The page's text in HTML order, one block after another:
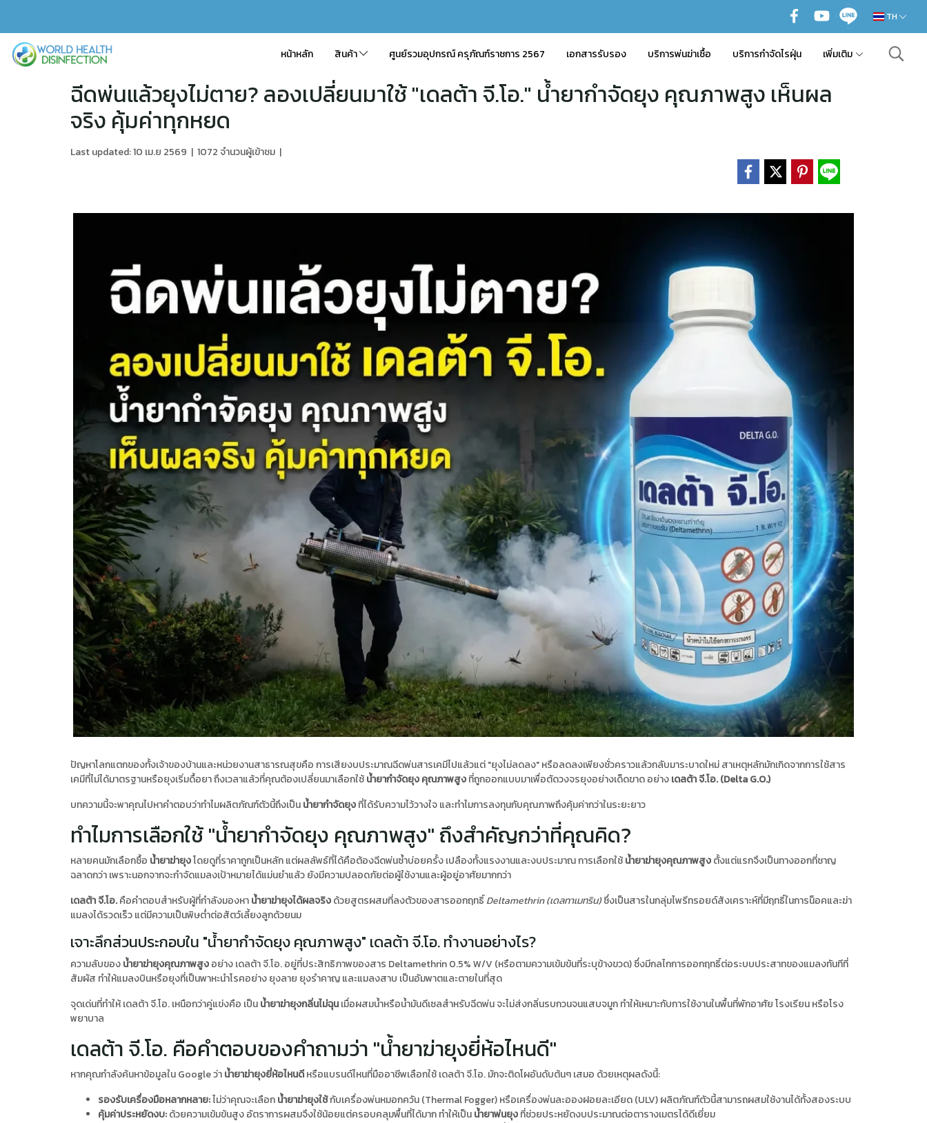
TH
หน้าหลัก สินค้า ศูนย์รวมอุปกรณ์ ครุภัณฑ์ราชการ 2567 เอกสารรับรอง บริการพ่นฆ่าเชื้อ บริการกำจัดไรฝุ่น เพิ่มเติม
ฉีดพ่นแล้วยุงไม่ตาย? ลองเปลี่ยนมาใช้ "เดลต้า จี.โอ." น้ำยากำจัดยุง คุณภาพสูง เห็นผล
จริง คุ้มค่าทุกหยด
Last updated: 10 เม.ย 2569 | 1072 จำนวนผู้เข้าชม |
ปัญหาโลกแตกของทั้งเจ้าของบ้านและหน่วยงานสาธารณสุขคือ การเสียงบประมาณฉีดพ่นสารเคมีไปแล้วแต่ "ยุงไม่ลดลง" หรือลดลงเพียงชั่วคราวแล้วกลับมาระบาดใหม่ สาเหตุหลักมักเกิดจากการใช้สาร
เคมีที่ไม่ได้มาตรฐานหรือยุงเริ่มดื้อยา ถึงเวลาแล้วที่คุณต้องเปลี่ยนมาเลือกใช้น้ำยากำจัดยุง คุณภาพสูงที่ถูกออกแบบมาเพื่อตัดวงจรยุงอย่างเด็ดขาด อย่างเดลต้า จี.โอ. (Delta G.O.)
บทความนี้จะพาคุณไปหาคำตอบว่าทำไมผลิตภัณฑ์ตัวนี้ถึงเป็นน้ำยากำจัดยุงที่ได้รับความไว้วางใจ และทำไมการลงทุนกับคุณภาพถึงคุ้มค่ากว่าในระยะยาว
ทำไมการเลือกใช้ "น้ำยากำจัดยุง คุณภาพสูง" ถึงสำคัญกว่าที่คุณคิด?
หลายคนมักเลือกซื้อ น้ำยาฆ่ายุงโดยดูที่ราคาถูกเป็นหลัก แต่ผลลัพธ์ที่ได้คือต้องฉีดพ่นซ้ำบ่อยครั้ง เปลืองทั้งแรงงานและงบประมาณ การเลือกใช้น้ำยาฆ่ายุงคุณภาพสูงตั้งแต่แรกจึงเป็นทางออกที่ชาญ
ฉลาดกว่า เพราะนอกจากจะกำจัดแมลงเป้าหมายได้แม่นยำแล้ว ยังมีความปลอดภัยต่อผู้ใช้งานและผู้อยู่อาศัยมากกว่า
เดลต้า จี.โอ.คือคำตอบสำหรับผู้ที่กำลังมองหาน้ำยาฆ่ายุงได้ผลจริงด้วยสูตรผสมที่ลงตัวของสารออกฤทธิ์Deltamethrin (เดลทาเมทริน)ซึ่งเป็นสารในกลุ่มไพรีทรอยด์สังเคราะห์ที่มีฤทธิ์ในการน็อคและฆ่า
แมลงได้รวดเร็ว แต่มีความเป็นพิษต่ำต่อสัตว์เลี้ยงลูกด้วยนม
เจาะลึกส่วนประกอบใน "น้ำยากำจัดยุง คุณภาพสูง" เดลต้า จี.โอ. ทำงานอย่างไร?
ความลับของน้ำยาฆ่ายุงคุณภาพสูงอย่าง เดลต้า จี.โอ. อยู่ที่ประสิทธิภาพของสาร Deltamethrin 0.5% W/V (หรือตามความเข้มข้นที่ระบุข้างขวด) ซึ่งมีกลไกการออกฤทธิ์ต่อระบบประสาทของแมลงทันทีที่
สัมผัส ทำให้แมลงบินหรือยุงที่เป็นพาหะนำโรคอย่าง ยุงลาย ยุงรำคาญ และแมลงสาบ เป็นอัมพาตและตายในที่สุด
จุดเด่นที่ทำให้ เดลต้า จี.โอ. เหนือกว่าคู่แข่งคือ เป็นน้ำยาฆ่ายุงกลิ่นไม่ฉุนเมื่อผสมน้ำหรือน้ำมันดีเซลสำหรับฉีดพ่น จะไม่ส่งกลิ่นรบกวนจนแสบจมูก ทำให้เหมาะกับการใช้งานในพื้นที่พักอาศัย โรงเรียน หรือโรง
พยาบาล
เดลต้า จี.โอ. คือคำตอบของคำถามว่า "น้ำยาฆ่ายุงยี่ห้อไหนดี"
หากคุณกำลังค้นหาข้อมูลใน Google ว่าน้ำยาฆ่ายุงยี่ห้อไหนดีหรือแบรนด์ไหนที่มืออาชีพเลือกใช้ เดลต้า จี.โอ. มักจะติดโผอันดับต้นๆ เสมอ ด้วยเหตุผลดังนี้:
รองรับเครื่องมือหลากหลาย:ไม่ว่าคุณจะเลือกน้ำยาฆ่ายุงใช้กับเครื่องพ่นหมอกควัน (Thermal Fogger) หรือเครื่องพ่นละอองฝอยละเอียด (ULV) ผลิตภัณฑ์ตัวนี้สามารถผสมใช้งานได้ทั้งสองระบบ
คุ้มค่าประหยัดงบ:ด้วยความเข้มข้นสูง อัตราการผสมจึงใช้น้อยแต่ครอบคลุมพื้นที่ได้มาก ทำให้เป็นน้ำยาพ่นยุงที่ช่วยประหยัดงบประมาณต่อตารางเมตรได้ดีเยี่ยม